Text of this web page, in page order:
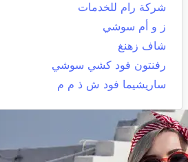
شركة رام للخدمات
ز و أم سوشي
شاف زهنغ
رفنتون فود كشي سوشي
ساريشيما فود ش ذ م م